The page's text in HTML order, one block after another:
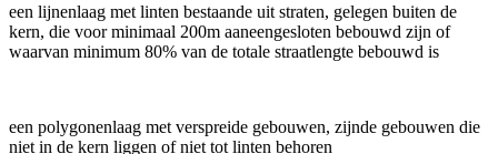
een lijnenlaag met linten bestaande uit straten, gelegen buiten de
kern, die voor minimaal 200m aaneengesloten bebouwd zijn of
waarvan minimum 80% van de totale straatlengte bebouwd is
een polygonenlaag met verspreide gebouwen, zijnde gebouwen die
niet in de kern liggen of niet tot linten behoren